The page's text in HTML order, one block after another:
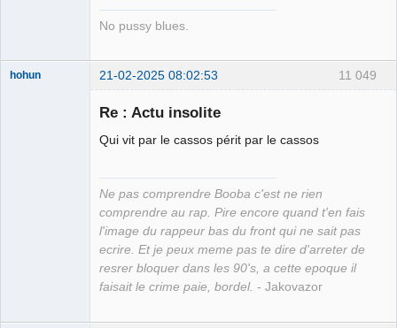
No pussy blues.
11 049
hohun 21-02-2025 08:02:53
Re : Actu insolite
Qui vit par le cassos périt par le cassos
Ne pas comprendre Booba c'est ne rien
comprendre au rap. Pire encore quand t'en fais
l'image du rappeur bas du front qui ne sait pas
ecrire. Et je peux meme pas te dire d'arreter de
resrer bloquer dans les 90's, a cette epoque il
faisait le crime paie, bordel. - Jakovazor